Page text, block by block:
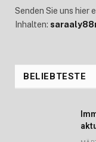
Senden Sie uns hier
Inhalten:
BELIEBTESTE